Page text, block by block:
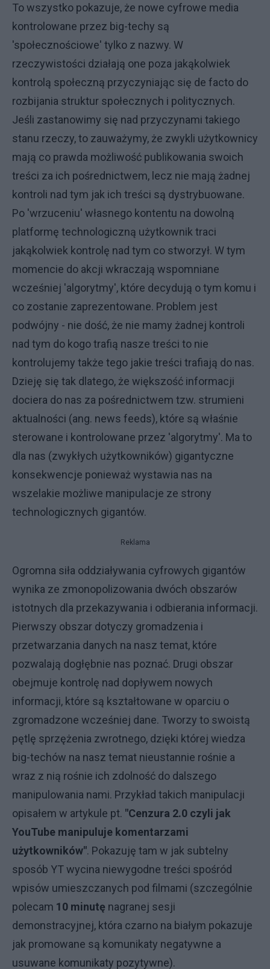
To wszystko pokazuje, że nowe cyfrowe media
kontrolowane przez big-techy są
'społecznościowe' tylko z nazwy. W
rzeczywistości działają one poza jakąkolwiek
kontrolą społeczną przyczyniając się de facto do
rozbijania struktur społecznych i politycznych.
Jeśli zastanowimy się nad przyczynami takiego
stanu rzeczy, to zauważymy, że zwykli użytkownicy
mają co prawda możliwość publikowania swoich
treści za ich pośrednictwem, lecz nie mają żadnej
kontroli nad tym jak ich treści są dystrybuowane.
Po 'wrzuceniu' własnego kontentu na dowolną
platformę technologiczną użytkownik traci
jakąkolwiek kontrolę nad tym co stworzył. W tym
momencie do akcji wkraczają wspomniane
wcześniej 'algorytmy', które decydują o tym komu i
co zostanie zaprezentowane. Problem jest
podwójny - nie dość, że nie mamy żadnej kontroli
nad tym do kogo trafią nasze treści to nie
kontrolujemy także tego jakie treści trafiają do nas.
Dzieję się tak dlatego, że większość informacji
dociera do nas za pośrednictwem tzw. strumieni
aktualności (ang. news feeds), które są właśnie
sterowane i kontrolowane przez 'algorytmy'. Ma to
dla nas (zwykłych użytkowników) gigantyczne
konsekwencje ponieważ wystawia nas na
wszelakie możliwe manipulacje ze strony
technologicznych gigantów.
Reklama
Ogromna siła oddziaływania cyfrowych gigantów
wynika ze zmonopolizowania dwóch obszarów
istotnych dla przekazywania i odbierania informacji.
Pierwszy obszar dotyczy gromadzenia i
przetwarzania danych na nasz temat, które
pozwalają dogłębnie nas poznać. Drugi obszar
obejmuje kontrolę nad dopływem nowych
informacji, które są kształtowane w oparciu o
zgromadzone wcześniej dane. Tworzy to swoistą
pętlę sprzężenia zwrotnego, dzięki której wiedza
big-techów na nasz temat nieustannie rośnie a
wraz z nią rośnie ich zdolność do dalszego
manipulowania nami. Przykład takich manipulacji
opisałem w artykule pt. "Cenzura 2.0 czyli jak
YouTube manipuluje komentarzami
użytkowników". Pokazuję tam w jak subtelny
sposób YT wycina niewygodne treści spośród
wpisów umieszczanych pod filmami (szczególnie
polecam 10 minutę nagranej sesji
demonstracyjnej, która czarno na białym pokazuje
jak promowane są komunikaty negatywne a
usuwane komunikaty pozytywne).